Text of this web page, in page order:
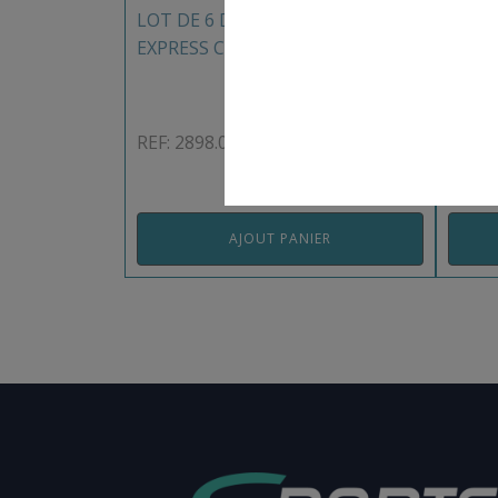
LOT DE 6 DÉGAINES ORBIT WIRE
EXPRESS CAMP
REF: 2898.00CAM
AJOUT PANIER